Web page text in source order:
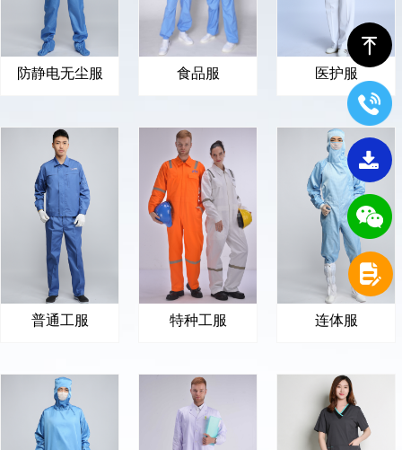
防静电无尘服 食品服 医护服
普通工服 特种工服 连体服
ꁸ
끂
넖